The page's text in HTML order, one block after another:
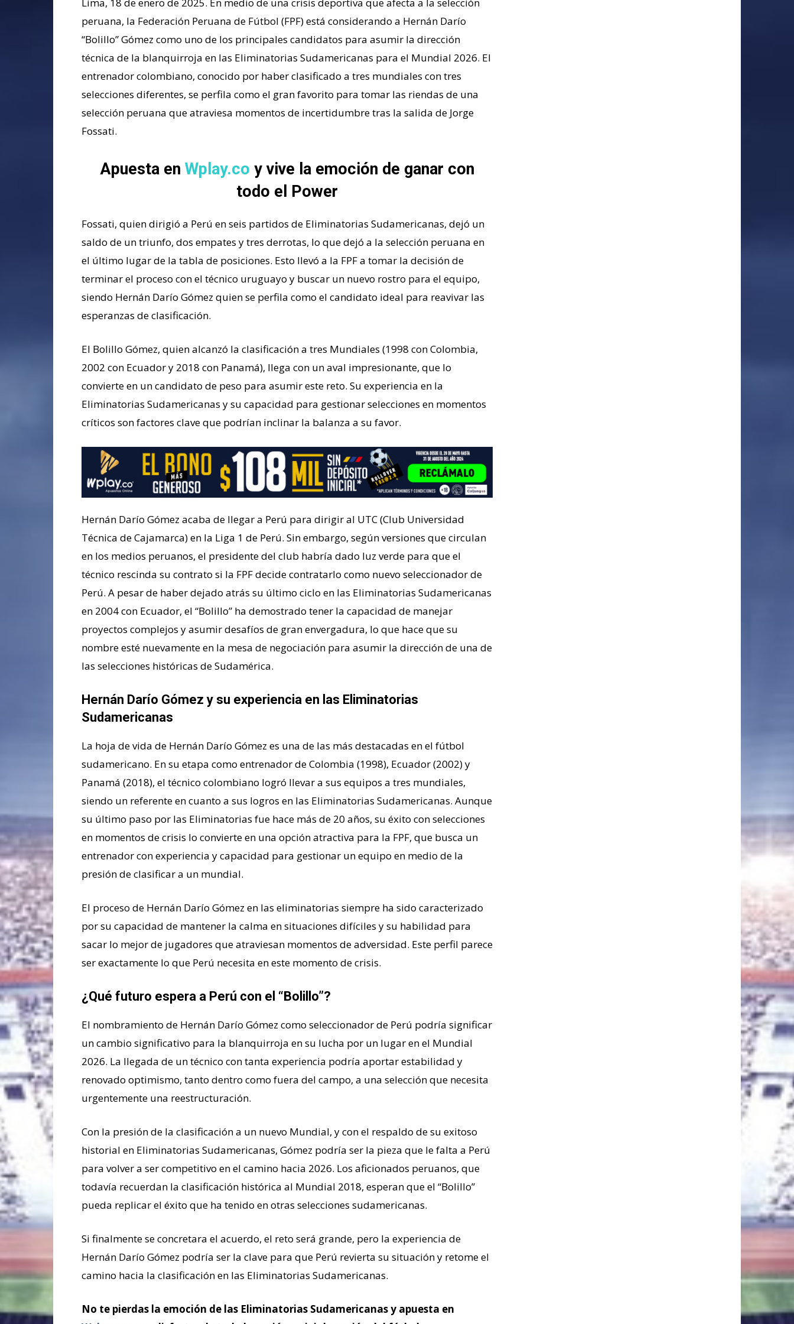
peruana, la Federación Peruana de Fútbol (FPF) está considerando a Hernán Darío
“Bolillo” Gómez como uno de los principales candidatos para asumir la dirección
técnica de la blanquirroja en las Eliminatorias Sudamericanas para el Mundial 2026. El
entrenador colombiano, conocido por haber clasificado a tres mundiales con tres
selecciones diferentes, se perfila como el gran favorito para tomar las riendas de una
selección peruana que atraviesa momentos de incertidumbre tras la salida de Jorge
Fossati.
Apuesta en Wplay.co y vive la emoción de ganar con
todo el Power
Fossati, quien dirigió a Perú en seis partidos de Eliminatorias Sudamericanas, dejó un
saldo de un triunfo, dos empates y tres derrotas, lo que dejó a la selección peruana en
el último lugar de la tabla de posiciones. Esto llevó a la FPF a tomar la decisión de
terminar el proceso con el técnico uruguayo y buscar un nuevo rostro para el equipo,
siendo Hernán Darío Gómez quien se perfila como el candidato ideal para reavivar las
esperanzas de clasificación.
El Bolillo Gómez, quien alcanzó la clasificación a tres Mundiales (1998 con Colombia,
2002 con Ecuador y 2018 con Panamá), llega con un aval impresionante, que lo
convierte en un candidato de peso para asumir este reto. Su experiencia en la
Eliminatorias Sudamericanas y su capacidad para gestionar selecciones en momentos
críticos son factores clave que podrían inclinar la balanza a su favor.
Hernán Darío Gómez acaba de llegar a Perú para dirigir al UTC (Club Universidad
Técnica de Cajamarca) en la Liga 1 de Perú. Sin embargo, según versiones que circulan
en los medios peruanos, el presidente del club habría dado luz verde para que el
técnico rescinda su contrato si la FPF decide contratarlo como nuevo seleccionador de
Perú. A pesar de haber dejado atrás su último ciclo en las Eliminatorias Sudamericanas
en 2004 con Ecuador, el “Bolillo” ha demostrado tener la capacidad de manejar
proyectos complejos y asumir desafíos de gran envergadura, lo que hace que su
nombre esté nuevamente en la mesa de negociación para asumir la dirección de una de
las selecciones históricas de Sudamérica.
Hernán Darío Gómez y su experiencia en las Eliminatorias
Sudamericanas
La hoja de vida de Hernán Darío Gómez es una de las más destacadas en el fútbol
sudamericano. En su etapa como entrenador de Colombia (1998), Ecuador (2002) y
Panamá (2018), el técnico colombiano logró llevar a sus equipos a tres mundiales,
siendo un referente en cuanto a sus logros en las Eliminatorias Sudamericanas. Aunque
su último paso por las Eliminatorias fue hace más de 20 años, su éxito con selecciones
en momentos de crisis lo convierte en una opción atractiva para la FPF, que busca un
entrenador con experiencia y capacidad para gestionar un equipo en medio de la
presión de clasificar a un mundial.
El proceso de Hernán Darío Gómez en las eliminatorias siempre ha sido caracterizado
por su capacidad de mantener la calma en situaciones difíciles y su habilidad para
sacar lo mejor de jugadores que atraviesan momentos de adversidad. Este perfil parece
ser exactamente lo que Perú necesita en este momento de crisis.
¿Qué futuro espera a Perú con el “Bolillo”?
El nombramiento de Hernán Darío Gómez como seleccionador de Perú podría significar
un cambio significativo para la blanquirroja en su lucha por un lugar en el Mundial
2026. La llegada de un técnico con tanta experiencia podría aportar estabilidad y
renovado optimismo, tanto dentro como fuera del campo, a una selección que necesita
urgentemente una reestructuración.
Con la presión de la clasificación a un nuevo Mundial, y con el respaldo de su exitoso
historial en Eliminatorias Sudamericanas, Gómez podría ser la pieza que le falta a Perú
para volver a ser competitivo en el camino hacia 2026. Los aficionados peruanos, que
todavía recuerdan la clasificación histórica al Mundial 2018, esperan que el “Bolillo”
pueda replicar el éxito que ha tenido en otras selecciones sudamericanas.
Si finalmente se concretara el acuerdo, el reto será grande, pero la experiencia de
Hernán Darío Gómez podría ser la clave para que Perú revierta su situación y retome el
camino hacia la clasificación en las Eliminatorias Sudamericanas.
No te pierdas la emoción de las Eliminatorias Sudamericanas y apuesta en